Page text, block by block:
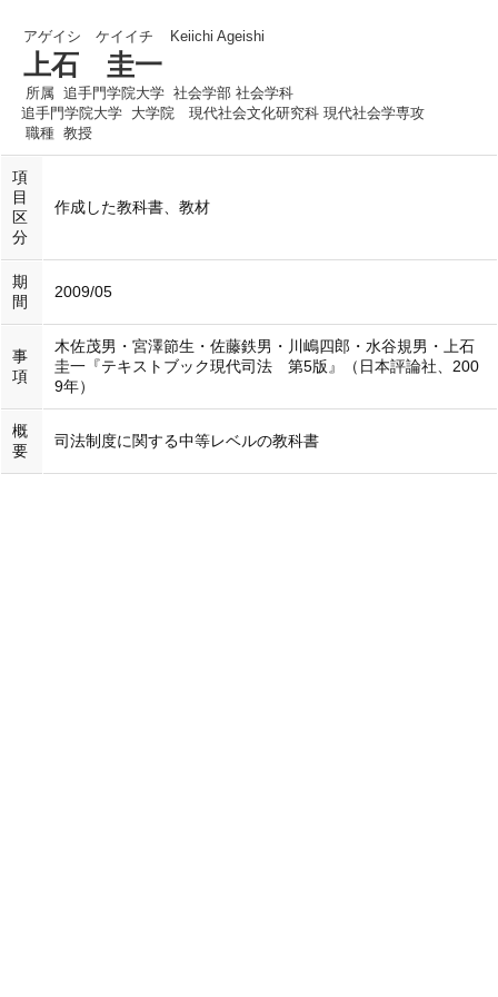
アゲイシ ケイイチ Keiichi Ageishi
上石 圭一
所属 追手門学院大学 社会学部 社会学科
追手門学院大学 大学院 現代社会文化研究科 現代社会学専攻
職種 教授
項
目
区
分
作成した教科書、教材
期
間
2009/05
事
項
木佐茂男・宮澤節生・佐藤鉄男・川嶋四郎・水谷規男・上石
圭一『テキストブック現代司法 第5版』（日本評論社、200
9年）
概
要
司法制度に関する中等レベルの教科書